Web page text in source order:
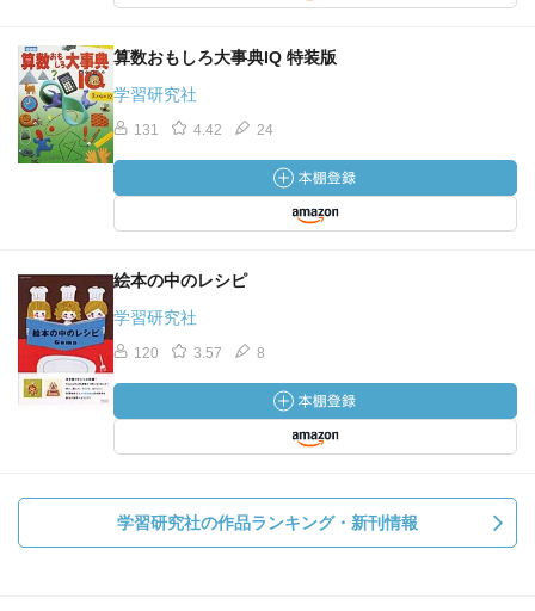
算数おもしろ大事典IQ 特装版
学習研究社
131 4.42 24
絵本の中のレシピ
学習研究社
120 3.57 8
学習研究社の作品ランキング・新刊情報